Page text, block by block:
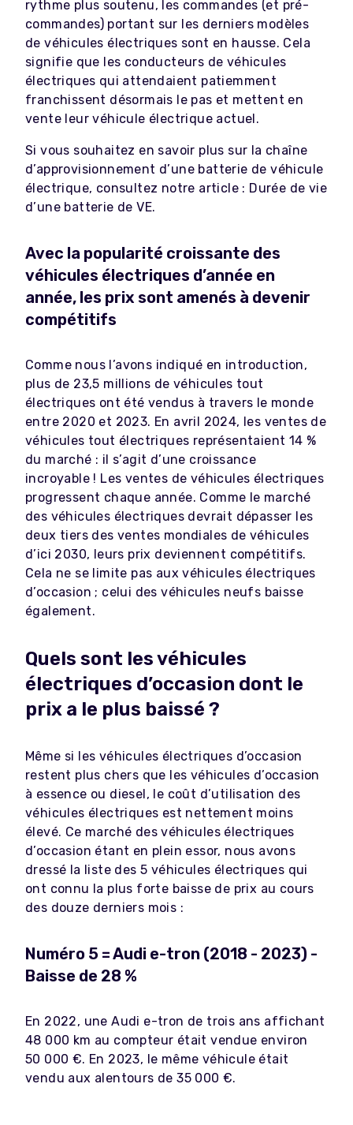
rythme plus soutenu, les commandes (et pré-
commandes) portant sur les derniers modèles
de véhicules électriques sont en hausse. Cela
signifie que les conducteurs de véhicules
électriques qui attendaient patiemment
franchissent désormais le pas et mettent en
vente leur véhicule électrique actuel.
Si vous souhaitez en savoir plus sur la chaîne
d’approvisionnement d’une batterie de véhicule
électrique, consultez notre article : Durée de vie
d’une batterie de VE.
Avec la popularité croissante des
véhicules électriques d’année en
année, les prix sont amenés à devenir
compétitifs
Comme nous l’avons indiqué en introduction,
plus de 23,5 millions de véhicules tout
électriques ont été vendus à travers le monde
entre 2020 et 2023. En avril 2024, les ventes de
véhicules tout électriques représentaient 14 %
du marché : il s’agit d’une croissance
incroyable ! Les ventes de véhicules électriques
progressent chaque année. Comme le marché
des véhicules électriques devrait dépasser les
deux tiers des ventes mondiales de véhicules
d’ici 2030, leurs prix deviennent compétitifs.
Cela ne se limite pas aux véhicules électriques
d’occasion ; celui des véhicules neufs baisse
également.
Quels sont les véhicules
électriques d’occasion dont le
prix a le plus baissé ?
Même si les véhicules électriques d’occasion
restent plus chers que les véhicules d’occasion
à essence ou diesel, le coût d’utilisation des
véhicules électriques est nettement moins
élevé. Ce marché des véhicules électriques
d’occasion étant en plein essor, nous avons
dressé la liste des 5 véhicules électriques qui
ont connu la plus forte baisse de prix au cours
des douze derniers mois :
Numéro 5 = Audi e-tron (2018 - 2023) -
Baisse de 28 %
En 2022, une Audi e-tron de trois ans affichant
48 000 km au compteur était vendue environ
50 000 €. En 2023, le même véhicule était
vendu aux alentours de 35 000 €.